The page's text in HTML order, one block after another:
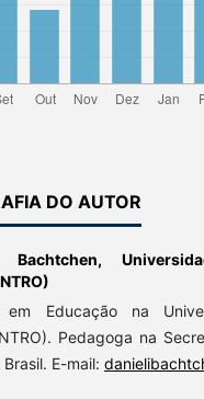
DO AUTOR
Bachtchen,
em Educação na
Pedagoga na
Brasil. E-mail: